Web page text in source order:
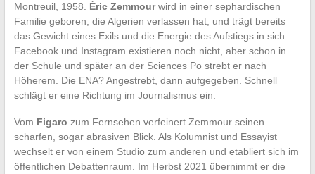
Montreuil, 1958. Éric Zemmourwird in einer sephardischen
Familie geboren, die Algerien verlassen hat, und trägt bereits
das Gewicht eines Exils und die Energie des Aufstiegs in sich.
Facebook und Instagram existieren noch nicht, aber schon in
der Schule und später an der Sciences Po strebt er nach
Höherem. Die ENA? Angestrebt, dann aufgegeben. Schnell
schlägt er eine Richtung im Journalismus ein.
Vom Figaro zum Fernsehen verfeinert Zemmour seinen
scharfen, sogar abrasiven Blick. Als Kolumnist und Essayist
wechselt er von einem Studio zum anderen und etabliert sich im
öffentlichen Debattenraum. Im Herbst 2021 übernimmt er die